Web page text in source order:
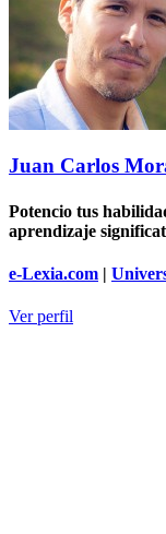
Juan Carlos
Potencio tus
aprendizaje
e-Lexia.com |
Ver perfil